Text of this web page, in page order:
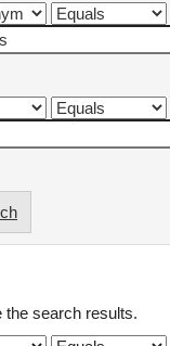
the search results.